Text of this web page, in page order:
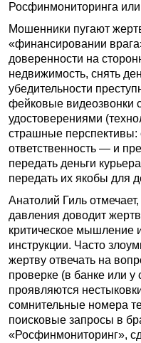
Росфинмониторинга или
Мошенники пугают
«финансировании
доверенности на
недвижимость, снять
убедительности
фейковые видеозвонки
удостоверениями
страшные перспективы:
ответственность — и
передать деньги
передать их якобы для
Анатолий Гиль
давления доводит
критическое мышление
инструкции. Часто
жертву отвечать на
проверке (в банке или у
проявляются
сомнительные номера
поисковые запросы в
«Росфинмониторинг»,